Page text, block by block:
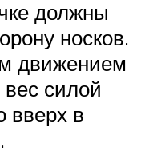
должны
носков.
движением
силой
вверх в